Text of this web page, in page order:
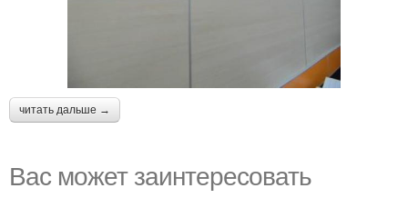
читать дальше →
Вас может заинтересовать